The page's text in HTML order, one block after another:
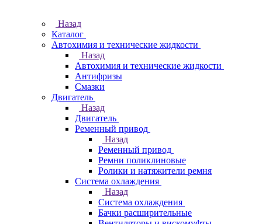
Назад
Каталог
Автохимия и технические жидкости
Назад
Автохимия и технические жидкости
Антифризы
Смазки
Двигатель
Назад
Двигатель
Ременный привод
Назад
Ременный привод
Ремни поликлиновые
Ролики и натяжители ремня
Система охлаждения
Назад
Система охлаждения
Бачки расширительные